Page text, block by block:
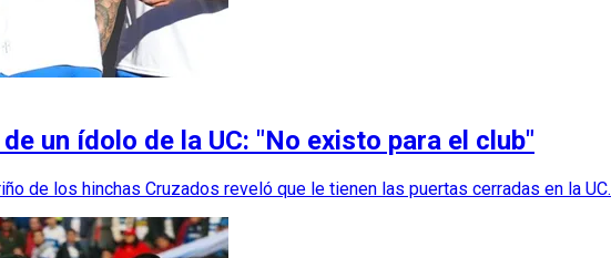
un ídolo de la UC: "No existo para el club"
de los hinchas Cruzados reveló que le tienen las puertas cerradas en la UC.